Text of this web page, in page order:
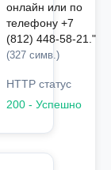
онлайн или по
телефону +7
(812) 448-58-21."
(327 симв.)
HTTP статус
200 - Успешно